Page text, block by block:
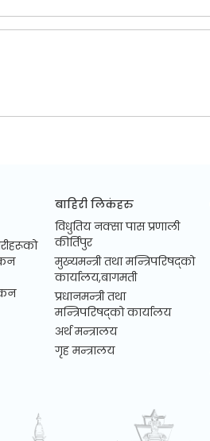
बाहिरी लिकंहरु
विधुतिय नक्सा पास प्रणाली
कीर्तिपुर
मुख्यमन्त्री तथा मन्त्रिपरिषद्को
कार्यालय,बागमती
प्रधानमन्त्री तथा
मन्त्रिपरिषद्को कार्यालय
अर्थ मन्त्रालय
गृह मन्त्रालय